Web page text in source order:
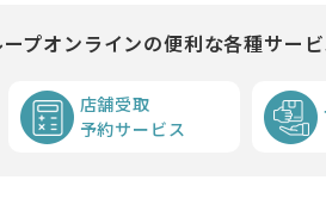
プオンラインの便利な各種サー
店舗受取
予約サービス